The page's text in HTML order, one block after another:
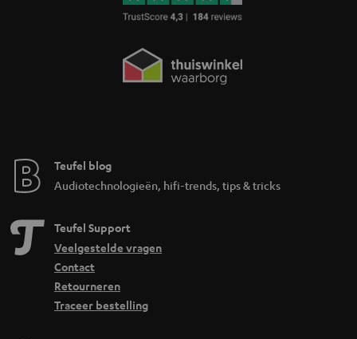
Teufel blog
Audiotechnologieën, hifi-trends, tips & tricks
Teufel Support
Veelgestelde vragen
Contact
Retourneren
Traceer bestelling